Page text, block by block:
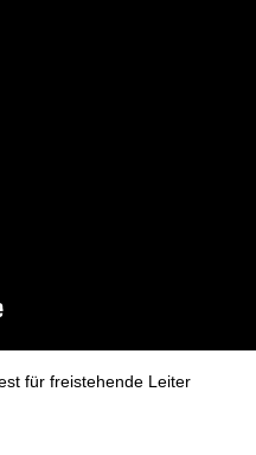
für freistehende Leiter